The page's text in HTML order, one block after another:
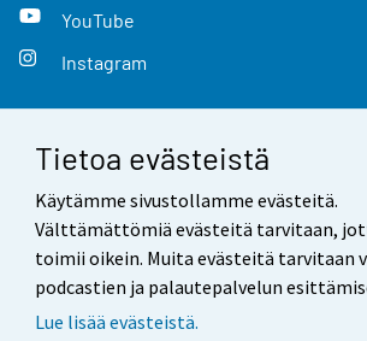
Tietoa evästeistä
Käytämme sivustollamme evästeitä.
Välttämättömiä evästeitä tarvitaan,
toimii oikein. Muita evästeitä tarvitaan
podcastien ja palautepalvelun
Lue lisää evästeistä.
YouTube
Instagram
Yhteystiedot
Palaute
Käyttöehdot